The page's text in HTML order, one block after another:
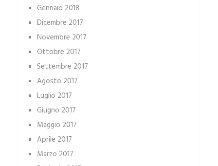
Gennaio 2018
Dicembre 2017
Novembre 2017
Ottobre 2017
Settembre 2017
Agosto 2017
Luglio 2017
Giugno 2017
Maggio 2017
Aprile 2017
Marzo 2017